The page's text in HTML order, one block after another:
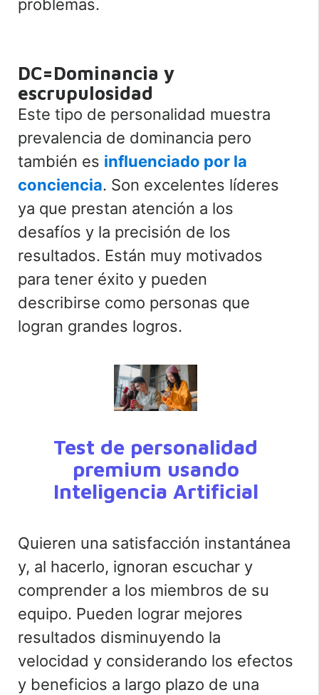
problemas.
DC=Dominancia y
escrupulosidad
Este tipo de personalidad muestra
prevalencia de dominancia pero
también es influenciado por la
conciencia. Son excelentes líderes
ya que prestan atención a los
desafíos y la precisión de los
resultados. Están muy motivados
para tener éxito y pueden
describirse como personas que
logran grandes logros.
Test de personalidad
premium usando
Inteligencia Artificial
Quieren una satisfacción instantánea
y, al hacerlo, ignoran escuchar y
comprender a los miembros de su
equipo. Pueden lograr mejores
resultados disminuyendo la
velocidad y considerando los efectos
y beneficios a largo plazo de una